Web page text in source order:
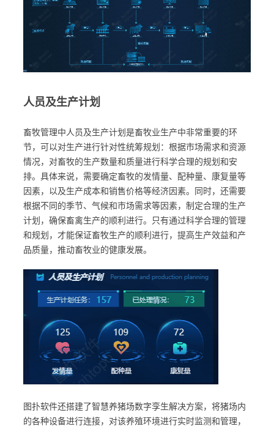
人员及生产计划
畜牧管理中人员及生产计划是畜牧业生产中非常重要的环
节，可以对生产进行针对性统筹规划：根据市场需求和资源
情况，对畜牧的生产数量和质量进行科学合理的规划和安
排。具体来说，需要确定畜牧的发情量、配种量、康复量等
因素，以及生产成本和销售价格等经济因素。同时，还需要
根据不同的季节、气候和市场需求等因素，制定合理的生产
计划，确保畜禽生产的顺利进行。只有通过科学合理的管理
和规划，才能保证畜牧生产的顺利进行，提高生产效益和产
品质量，推动畜牧业的健康发展。
图扑软件还搭建了智慧养猪场数字孪生解决方案，将猪场内
的各种设备进行连接，对该养殖环境进行实时监测和管理，